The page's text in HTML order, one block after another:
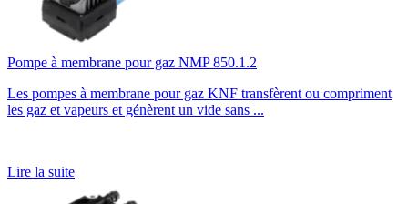
Pompe à membrane pour gaz NMP 850.1.2
Les pompes à membrane pour gaz KNF transfèrent ou compriment
les gaz et vapeurs et génèrent un vide sans ...
Lire la suite